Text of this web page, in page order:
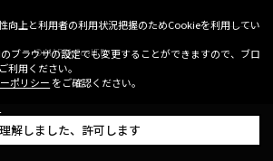
© MAPPA Co.,LTD
向上と利用者の利用状況把握のためCookieを利用してい
ブラウザの設定でも変更することができますので、ブロ
利用ください。
ポリシー をご確認ください。
理解しました、許可します